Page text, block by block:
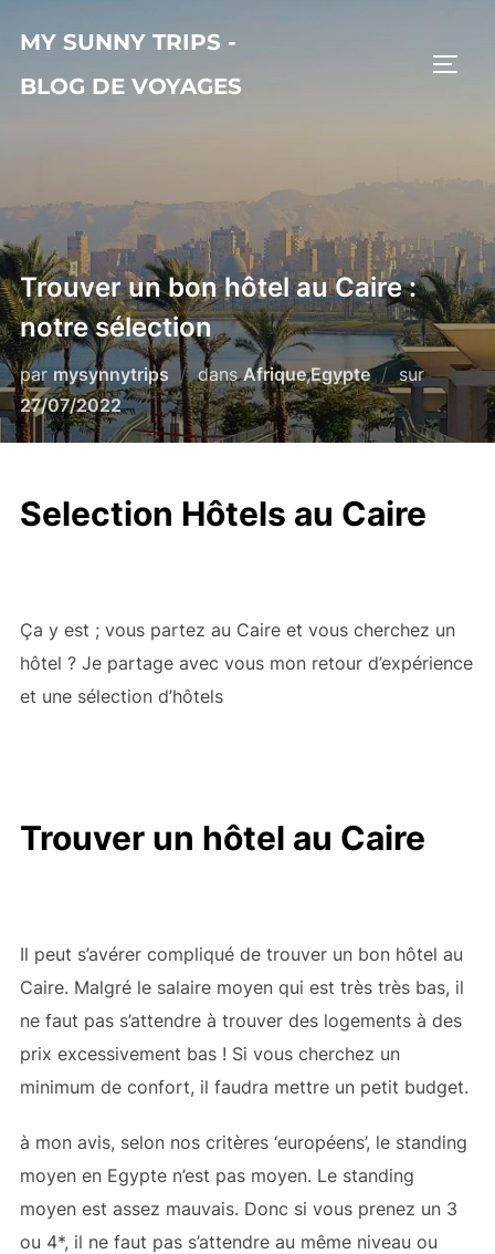
contenu
MY SUNNY TRIPS -
BLOG DE VOYAGES
Trouver un bon hôtel au Caire :
notre sélection
par mysynnytrips dansAfrique,Egypte surPublié
27/07/2022
Selection Hôtels au Caire
Ça y est ; vous partez au Caire et vous cherchez un
hôtel ? Je partage avec vous mon retour d’expérience
et une sélection d’hôtels
Trouver un hôtel au Caire
Il peut s’avérer compliqué de trouver un bon hôtel au
Caire. Malgré le salaire moyen qui est très très bas, il
ne faut pas s’attendre à trouver des logements à des
prix excessivement bas ! Si vous cherchez un
minimum de confort, il faudra mettre un petit budget.
à mon avis, selon nos critères ‘européens’, le standing
moyen en Egypte n’est pas moyen. Le standing
moyen est assez mauvais. Donc si vous prenez un 3
ou 4*, il ne faut pas s’attendre au même niveau ou